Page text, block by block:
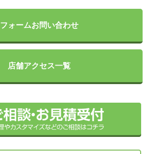
フォームお問い合わせ
店舗アクセス一覧